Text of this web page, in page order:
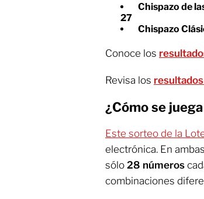
Chispazo de
27
Chispazo
Conoce los
Revisa los
¿Cómo se
Este sorteo de la
electrónica. En
sólo 28 números
combinaciones